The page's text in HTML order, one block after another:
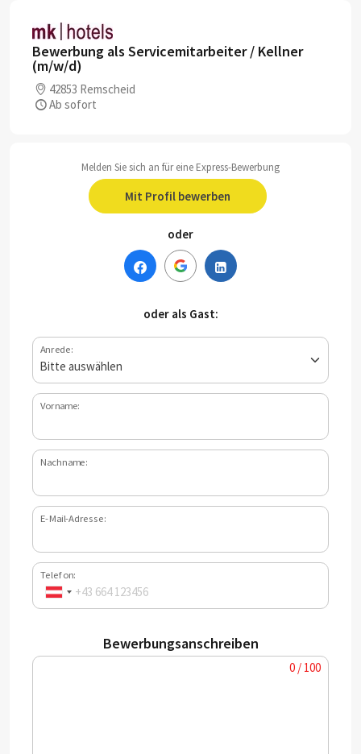
Bewerbung als Servicemitarbeiter / Kellner
(m/w/d)
42853 Remscheid
Ab sofort
Melden Sie sich an für eine Express-Bewerbung
Mit Profil bewerben
oder
oder als Gast:
Anrede:
Vorname:
Nachname:
E-Mail-Adresse:
Telefon:
Bewerbungsanschreiben
0 / 100